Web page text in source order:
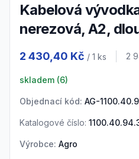
Kabelová vývodka Progress,
nerezová, A2,
2 430,40 Kč / 1 ks 2
skladem (6)
Objednací kód: AG-
Katalogové číslo:
Výrobce: Agro